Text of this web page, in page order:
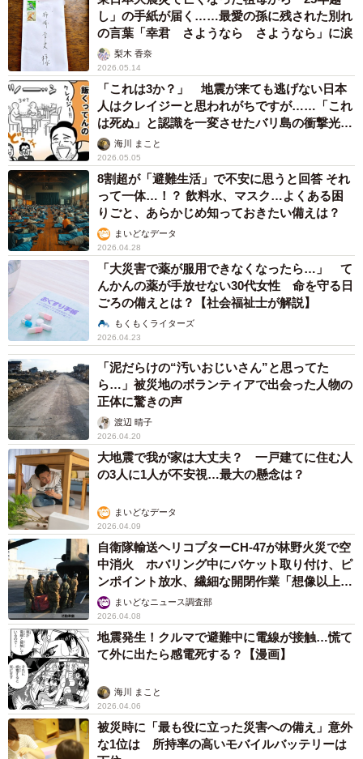
し」の手紙が届く……最愛の孫に残された別れ
の言葉「幸君 さようなら さようなら」に涙
梨木 香奈
2026.05.14
「これは3か？」 地震が来ても逃げない日本
人はクレイジーと思われがちですが……「これ
は死ぬ」と認識を一変させたバリ島の衝撃光景
【漫画】
海川 まこと
2026.05.05
8割超が「避難生活」で不安に思うと回答 それ
って一体…！？ 飲料水、マスク…よくある困
りごと、あらかじめ知っておきたい備えは？
まいどなデータ
2026.04.28
「大災害で薬が服用できなくなったら…」 て
んかんの薬が手放せない30代女性 命を守る日
ごろの備えとは？【社会福祉士が解説】
もくもくライターズ
2026.04.23
「泥だらけの“汚いおじいさん”と思ってた
ら…」被災地のボランティアで出会った人物の
正体に驚きの声
渡辺 晴子
2026.04.20
大地震で我が家は大丈夫？ 一戸建てに住む人
の3人に1人が不安視…最大の懸念は？
まいどなデータ
2026.04.09
自衛隊輸送ヘリコプターCH-47が林野火災で空
中消火 ホバリング中にバケット取り付け、ピ
ンポイント放水、繊細な開閉作業「想像以上の
大変な任務」
まいどなニュース調査部
2026.04.08
地震発生！クルマで避難中に電線が接触…慌て
て外に出たら感電死する？【漫画】
海川 まこと
2026.04.06
被災時に「最も役に立った災害への備え」意外
な1位は 所持率の高いモバイルバッテリーは